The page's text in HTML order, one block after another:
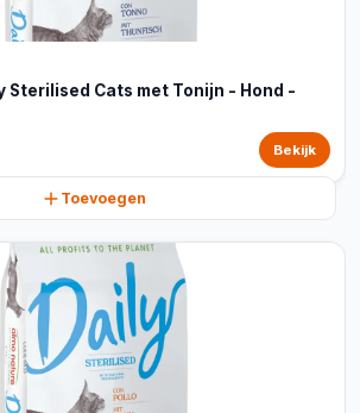
Sterilised Cats met Tonijn - Hond -
Bekijk
Toevoegen